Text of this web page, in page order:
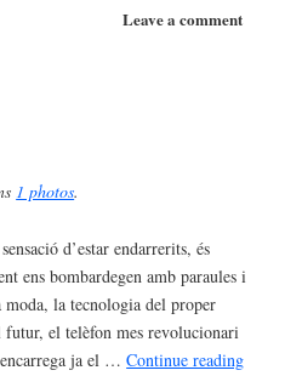
Leave a comment
1 photos.
d’estar endarrerits, és
ens bombardegen amb paraules i
moda, la tecnologia del proper
futur, el telèfon mes revolucionari
ja el …Continue reading